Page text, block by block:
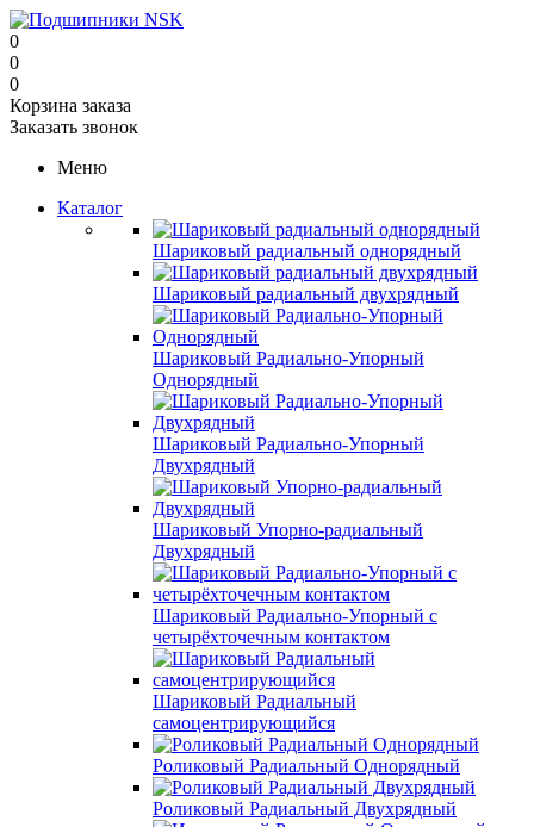
0
0
0
Корзина заказа
Заказать звонок
Меню
Каталог
Шариковый радиальный однорядный
Шариковый радиальный двухрядный
Шариковый Радиально-Упорный
Однорядный
Шариковый Радиально-Упорный
Двухрядный
Шариковый Упорно-радиальный
Двухрядный
Шариковый Радиально-Упорный с
четырёхточечным контактом
Шариковый Радиальный
самоцентрирующийся
Роликовый Радиальный Однорядный
Роликовый Радиальный Двухрядный